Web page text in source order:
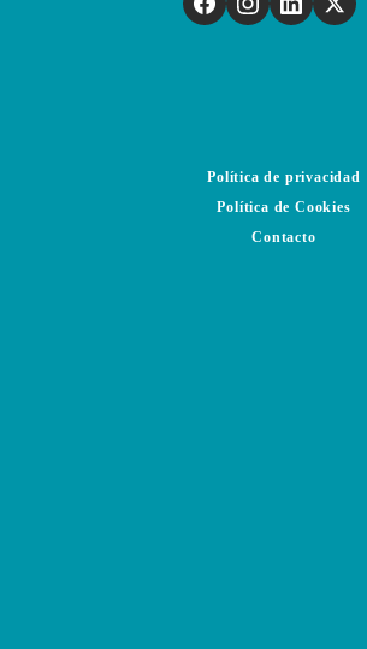
Política de privacidad
Política de Cookies
Contacto